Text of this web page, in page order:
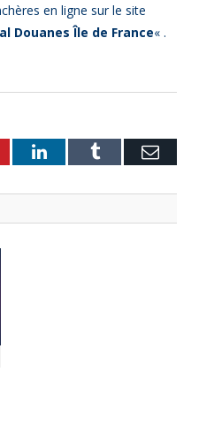
en ligne sur le site
Douanes Île de France« .
LinkedInTumblr